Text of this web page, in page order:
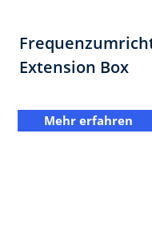
Extension Box​
Mehr erfahren